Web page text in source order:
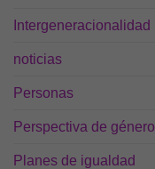
Intergeneracionalidad
noticias
Personas
Perspectiva de género
Planes de igualdad